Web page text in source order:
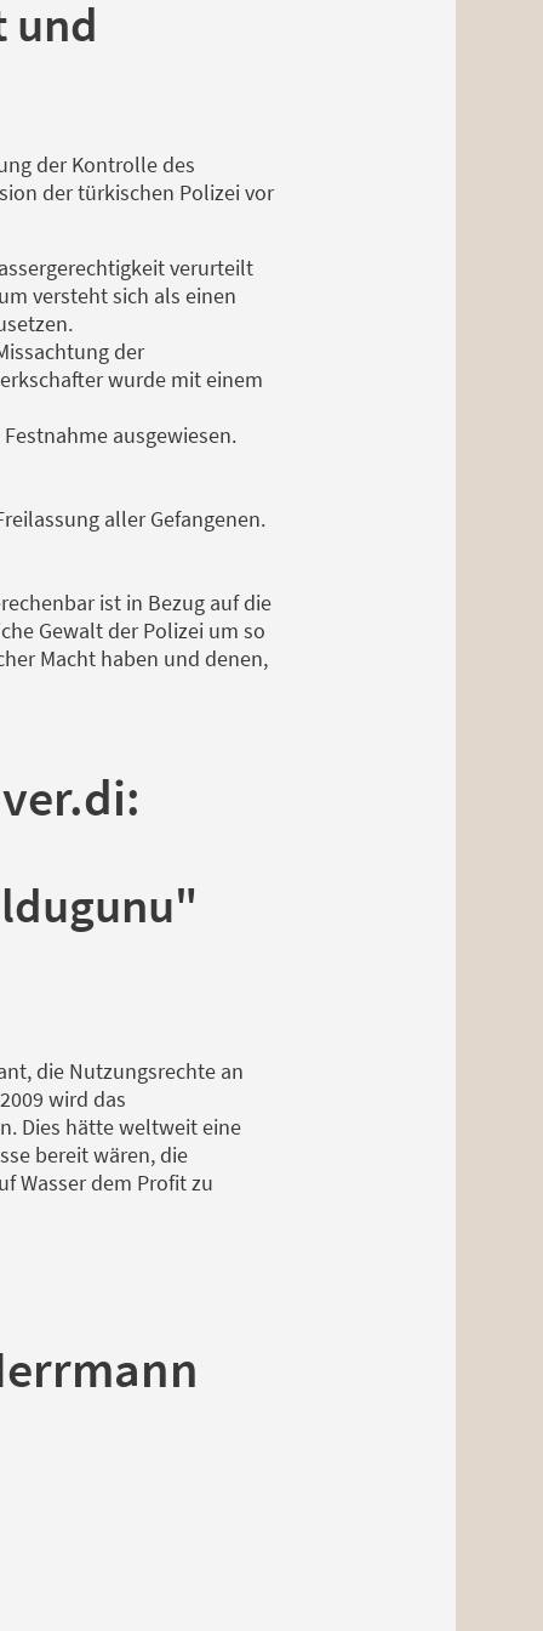
und
der Kontrolle des
der türkischen Polizei vor
verurteilt
versteht sich als einen
der
wurde mit einem
ausgewiesen.
aller Gefangenen.
ist in Bezug auf die
Gewalt der Polizei um so
Macht haben und denen,
die Nutzungsrechte an
wird das
Dies hätte weltweit eine
bereit wären, die
Wasser dem Profit zu